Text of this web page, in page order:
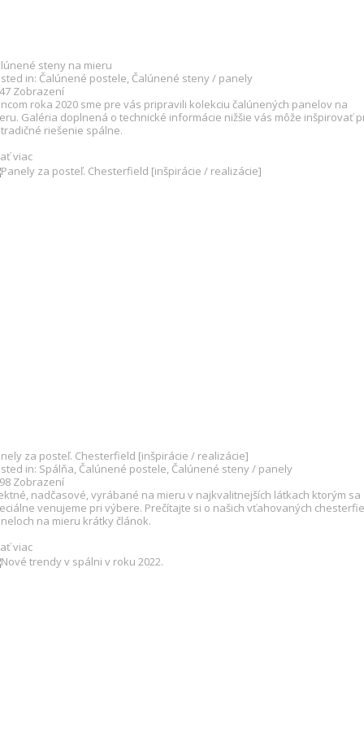
steny na mieru
in: Čalúnené postele, Čalúnené steny / panely
Zobrazení
roka 2020 sme pre vás pripravili kolekciu čalúnených panelov na
Galéria doplnená o technické informácie nižšie vás môže inšpirovať
riešenie spálne.
viac
za posteľ. Chesterfield [inšpirácie / realizácie]
in: Spálňa, Čalúnené postele, Čalúnené steny / panely
Zobrazení
nadčasové, vyrábané na mieru v najkvalitnejších látkach ktorým sa
venujeme pri výbere. Prečítajte si o našich vťahovaných
na mieru krátky článok.
viac